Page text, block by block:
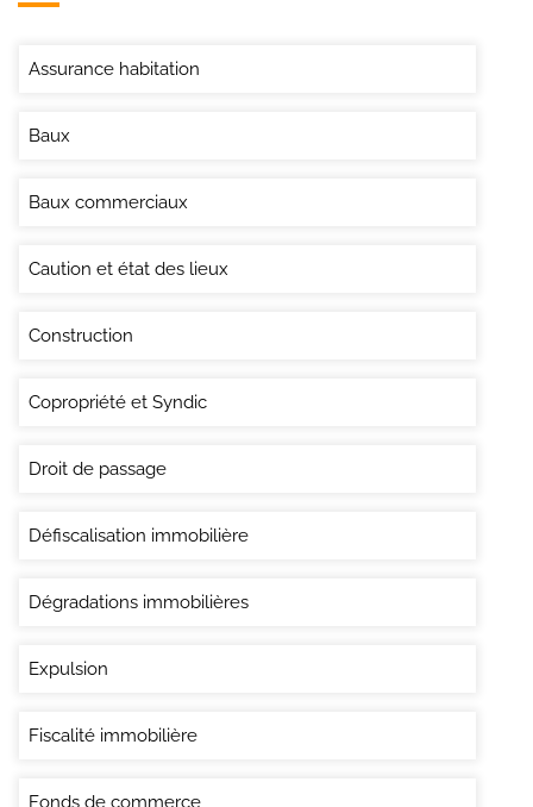
Assurance habitation
Baux
Baux commerciaux
Caution et état des lieux
Construction
Copropriété et Syndic
Droit de passage
Défiscalisation immobilière
Dégradations immobilières
Expulsion
Fiscalité immobilière
Fonds de commerce